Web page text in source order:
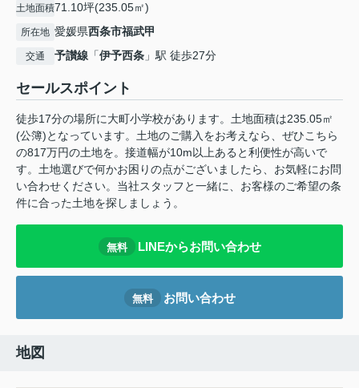
土地面積71.10坪(235.05㎡)
所在地 愛媛県西条市福武甲
交通 予讃線 「伊予西条 」駅 徒歩27分
セールスポイント
徒歩17分の場所に大町小学校があります。土地面積は235.05㎡
(公簿)となっています。土地のご購入をお考えなら、ぜひこちら
の817万円の土地を。接道幅が10m以上あると利便性が高いで
す。土地選びで何かお困りの点がございましたら、お気軽にお問
い合わせください。当社スタッフと一緒に、お客様のご希望の条
件に合った土地を探しましょう。
無料 LINEからお問い合わせ
無料 お問い合わせ
地図